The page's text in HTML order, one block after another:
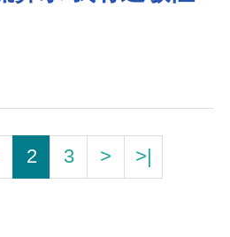
2 3 > >|